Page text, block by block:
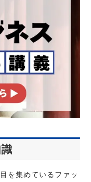
を集めているファッ